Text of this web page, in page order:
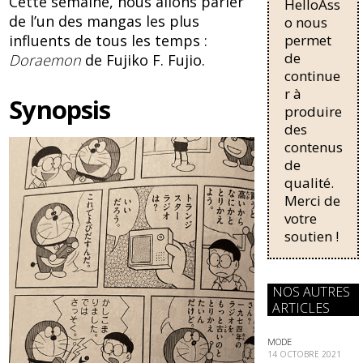
o
o
y
de l’un des mangas les plus
influents de tous les temps :
Doraemon de Fujiko F. Fujio.
Synopsis
pour une
régularisati
on,
passant de
trois...
HelloAss
o nous
permet
de
continue
r à
produire
des
contenus
de
qualité.
Merci de
votre
soutien !
NOS AUTRES
ARTICLES
MODE
14 OCTOBRE 2021